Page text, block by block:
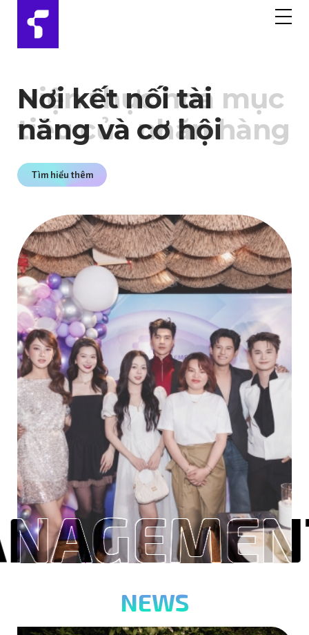
Nơi kết nối tài
năng và cơ hội
Tìm hiểu thêm
NEWS